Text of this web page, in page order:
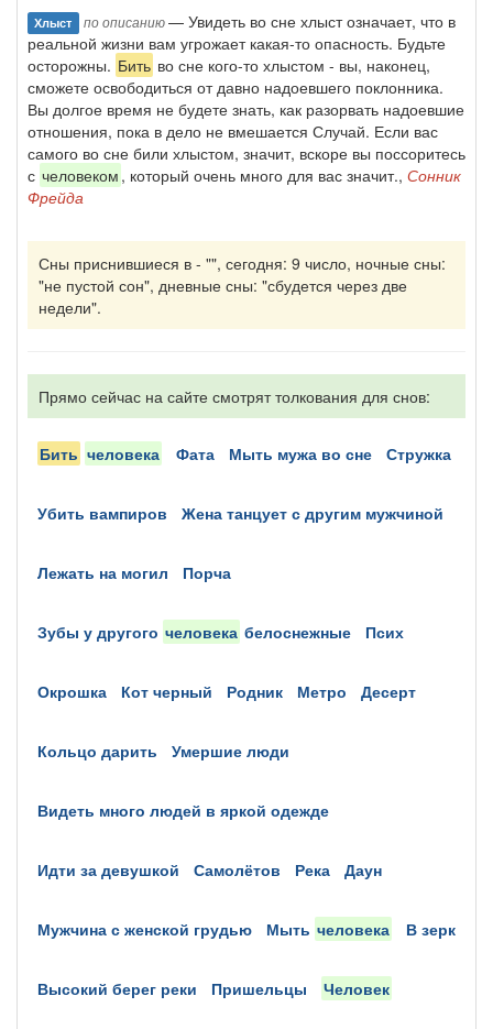
Хлыст по описанию— Увидеть во сне хлыст означает, что в
реальной жизни вам угрожает какая-то опасность. Будьте
осторожны. Бить во сне кого-то хлыстом - вы, наконец,
сможете освободиться от давно надоевшего поклонника.
Вы долгое время не будете знать, как разорвать надоевшие
отношения, пока в дело не вмешается Случай. Если вас
самого во сне били хлыстом, значит, вскоре вы поссоритесь
с человеком , который очень много для вас значит., Сонник
Фрейда
Сны приснившиеся в - "", сегодня: 9 число, ночные сны:
"не пустой сон", дневные сны: "сбудется через две
недели".
Прямо сейчас на сайте смотрят толкования для снов:
бить человека фата мыть мужа во сне стружка
убить вампиров жена танцует с другим мужчиной
лежать на могил порча
зубы у другого человека белоснежные псих
окрошка кот черный родник метро десерт
кольцо дарить умершие люди
видеть много людей в яркой одежде
идти за девушкой самолётов река даун
мужчина с женской грудью мыть человека в зерк
высокий берег реки пришельцы человек